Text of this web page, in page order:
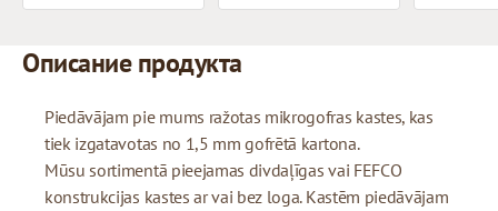
Описание продукта
Piedāvājam pie mums ražotas mikrogofras kastes, kas
tiek izgatavotas no 1,5 mm gofrētā kartona.
Mūsu sortimentā pieejamas divdaļīgas vai FEFCO
konstrukcijas kastes ar vai bez loga. Kastēm piedāvājam